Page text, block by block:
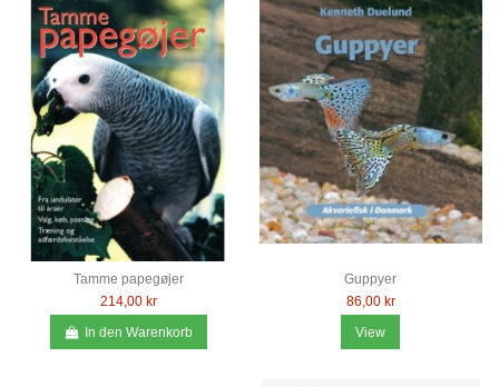
Tamme papegøjer
214,00 kr
In den Warenkorb
Guppyer
86,00 kr
View